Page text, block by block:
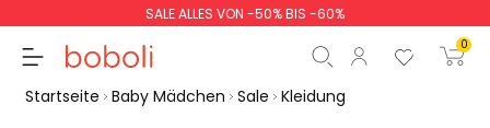
SALE ALLES VON -50% BIS -60%
0
Startseite Baby Mädchen Sale Kleidung